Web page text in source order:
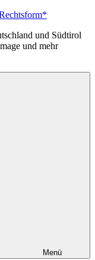
und Südtirol
und mehr
Menü